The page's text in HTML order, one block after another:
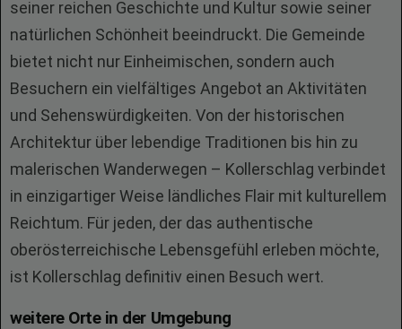
seiner reichen Geschichte und Kultur sowie seiner
natürlichen Schönheit beeindruckt. Die Gemeinde
bietet nicht nur Einheimischen, sondern auch
Besuchern ein vielfältiges Angebot an Aktivitäten
und Sehenswürdigkeiten. Von der historischen
Architektur über lebendige Traditionen bis hin zu
malerischen Wanderwegen – Kollerschlag verbindet
in einzigartiger Weise ländliches Flair mit kulturellem
Reichtum. Für jeden, der das authentische
oberösterreichische Lebensgefühl erleben möchte,
ist Kollerschlag definitiv einen Besuch wert.
weitere Orte in der Umgebung